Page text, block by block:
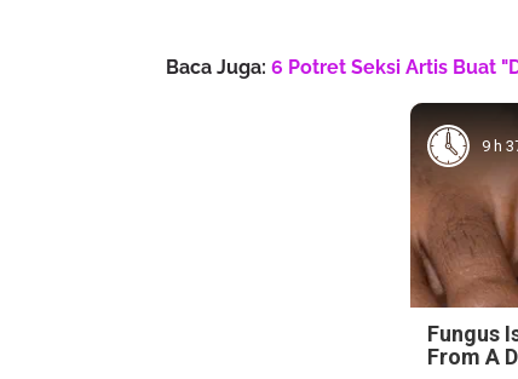
Baca Juga: 6 Potret Seksi Artis Buat
9 h
Fungus
From A